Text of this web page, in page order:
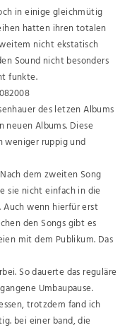
in einige gleichmütig
hatten ihren totalen
nicht ekstatisch
Sound nicht besonders
funkte.
des letzen Albums
neuen Albums. Diese
weniger ruppig und
dem zweiten Song
sie nicht einfach in die
Auch wenn hierfür erst
den Songs gibt es
mit dem Publikum. Das
So dauerte das reguläre
Umbaupause.
trotzdem fand ich
bei einer band, die